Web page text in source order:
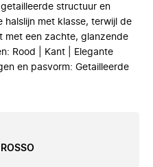
structuur en
met klasse, terwijl de
met een zachte, glanzende
Rood | Kant | Elegante
en pasvorm: Getailleerde